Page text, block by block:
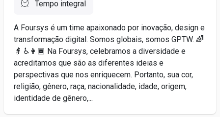
Tempo integral
A Foursys é um time apaixonado por inovação, design e
transformação digital. Somos globais, somos GPTW. 🌈
👵 ♿️👩🏾 Na Foursys, celebramos a diversidade e
acreditamos que são as diferentes ideias e
perspectivas que nos enriquecem. Portanto, sua cor,
religião, gênero, raça, nacionalidade, idade, origem,
identidade de gênero,...